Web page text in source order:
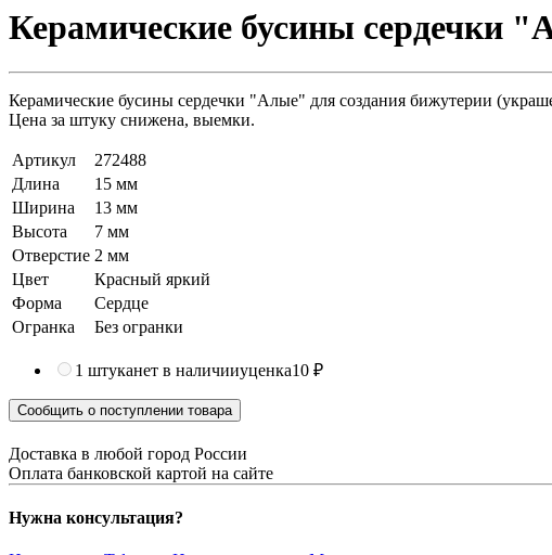
Керамические бусины сердечки
Керамические бусины сердечки "Алые" для создания бижутерии
Цена за штуку снижена, выемки.
Артикул
272488
Длина
15 мм
Ширина
13 мм
Высота
7 мм
Отверстие 2 мм
Цвет
Красный яркий
Форма
Сердце
Огранка
Без огранки
1 штуканет в наличииуценка10 ₽
Сообщить о поступлении товара
Доставка в любой город России
Оплата банковской картой на сайте
Нужна консультация?